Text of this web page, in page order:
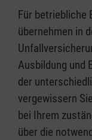
Für betriebliche
übernehmen in
Ausbildung und
der
vergewissern
bei Ihrem
über die